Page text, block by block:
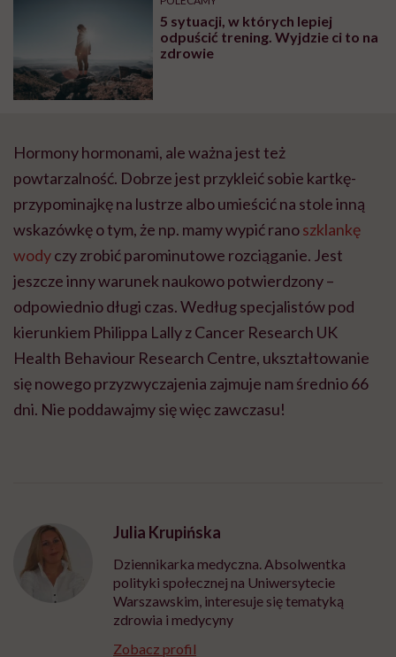
wyobraźni"
5 sytuacji, w których lepiej
odpuścić trening. Wyjdzie ci to na
zdrowie
Hormony hormonami, ale ważna jest też
powtarzalność. Dobrze jest przykleić sobie kartkę-
przypominajkę na lustrze albo umieścić na stole inną
wskazówkę o tym, że np. mamy wypić ranoszklankę
wodyczy zrobić parominutowe rozciąganie. Jest
jeszcze inny warunek naukowo potwierdzony –
odpowiednio długi czas. Według specjalistów pod
kierunkiem Philippa Lally z Cancer Research UK
Health Behaviour Research Centre, ukształtowanie
się nowego przyzwyczajenia zajmuje nam średnio 66
dni. Nie poddawajmy się więc zawczasu!
Julia Krupińska
Dziennikarka medyczna. Absolwentka
polityki społecznej na Uniwersytecie
Warszawskim, interesuje się tematyką
zdrowia i medycyny
Zobacz profil